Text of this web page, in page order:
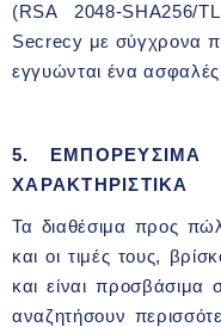
(RSA 2048-
Secrecy με σύγχρονα
εγγυώνται ένα
5. ΕΜΠΟΡΕΥΣΙΜΑ
ΧΑΡΑΚΤΗΡΙΣΤΙΚΑ
Τα διαθέσιμα προς
και οι τιμές τους,
και είναι
αναζητήσουν